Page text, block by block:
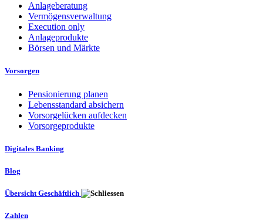
Anlageberatung
Vermögensverwaltung
Execution only
Anlageprodukte
Börsen und Märkte
Vorsorgen
Pensionierung planen
Lebensstandard absichern
Vorsorgelücken aufdecken
Vorsorgeprodukte
Digitales Banking
Blog
Übersicht Geschäftlich
Zahlen